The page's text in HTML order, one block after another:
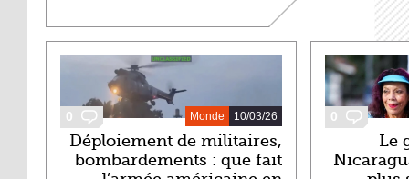
0 10/03/26
Monde
Déploiement de militaires,
bombardements : que fait
0
Le